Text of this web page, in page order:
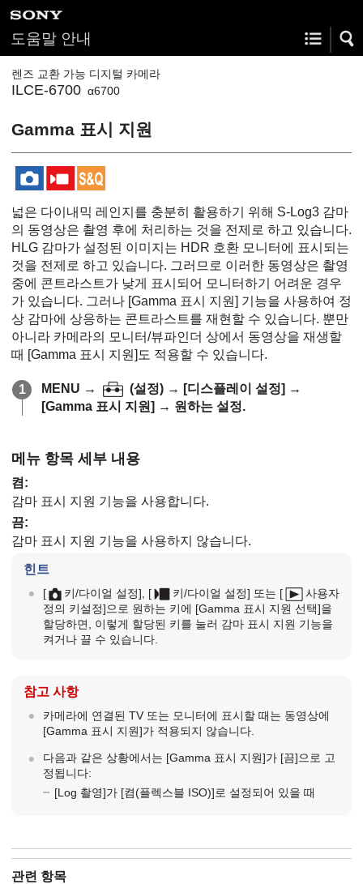
도움말 안내
렌즈 교환 가능 디지털 카메라
ILCE-6700 α6700
Gamma 표시 지원
넓은 다이내믹 레인지를 충분히 활용하기 위해 S-Log3 감마
의 동영상은 촬영 후에 처리하는 것을 전제로 하고 있습니다.
HLG 감마가 설정된 이미지는 HDR 호환 모니터에 표시되는
것을 전제로 하고 있습니다. 그러므로 이러한 동영상은 촬영
중에 콘트라스트가 낮게 표시되어 모니터하기 어려운 경우
가 있습니다. 그러나 [Gamma 표시 지원] 기능을 사용하여 정
상 감마에 상응하는 콘트라스트를 재현할 수 있습니다. 뿐만
아니라 카메라의 모니터/뷰파인더 상에서 동영상을 재생할
때 [Gamma 표시 지원] 도 적용할 수 있습니다.
MENU → (설정) → [디스플레이 설정] →
[Gamma 표시 지원] → 원하는 설정.
메뉴 항목 세부 내용
켬 :
감마 표시 지원 기능을 사용합니다.
끔:
감마 표시 지원 기능을 사용하지 않습니다.
힌트
[ 키/다이얼 설정] [ 키/다이얼 설정] 또는 [
사용자
정의 키설정]으로 원하는 키에 [Gamma 표시 지원 선택]을
할당하면, 이렇게 할당된 키를 눌러 감마 표시 지원 기능을
켜거나 끌 수 있습니다.
참고 사항
카메라에 연결된 TV 또는 모니터에 표시할 때는 동영상에
[Gamma 표시 지원]가 적용되지 않습니다.
다음과 같은 상황에서는 [Gamma 표시 지원]가 [끔]으로 고
정됩니다:
[Log 촬영]가 [켬(플렉스블 ISO)]로 설정되어 있을 때
관련 항목